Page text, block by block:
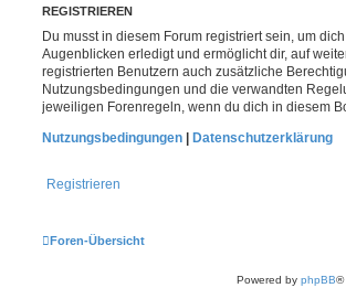
REGISTRIEREN
Du musst in diesem Forum registriert sein, um
Augenblicken erledigt und ermöglicht dir, auf
registrierten Benutzern auch zusätzliche
Nutzungsbedingungen und die verwandten
jeweiligen Forenregeln, wenn du dich in diesem
Nutzungsbedingungen
Datenschutzerklärung
Registrieren
Foren-Übersicht
Powered by phpBB®